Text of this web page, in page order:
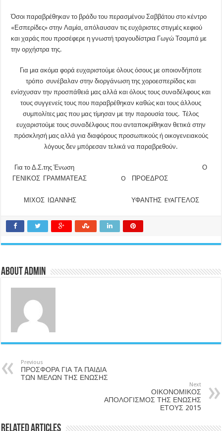
Όσοι παραβρέθηκαν το βράδυ του περασμένου Σαββάτου στο κέντρο
«Εσπερίδες» στην Λαμία, απόλαυσαν τις ευχάριστες στιγμές κεφιού
και χαράς που προσέφερε η γνωστή τραγουδίστρια Γωγώ Τσαμπά με
την ορχήστρα της.
Για μια ακόμα φορά ευχαριστούμε όλους όσους με οποιονδήποτε
τρόπο συνέβαλαν στην διοργάνωση της χοροεσπερίδας και
ενίσχυσαν την προσπάθειά μας αλλά και όλους τους συναδέλφους και
τους συγγενείς τους που παραβρέθηκαν καθώς και τους άλλους
συμπολίτες μας που μας τίμησαν με την παρουσία τους. Τέλος
ευχαριστούμε τους συναδέλφους που ανταποκρίθηκαν θετικά στην
πρόσκλησή μας αλλά για διαφόρους προσωπικούς ή οικογενειακούς
λόγους δεν μπόρεσαν τελικά να παραβρεθούν.
Για το Δ.Σ.της Ένωση Ο
ΓΕΝΙΚΟΣ ΓΡΑΜΜΑΤΕΑΣ O ΠΡΟΕΔΡΟΣ
ΜΙΧΟΣ ΙΩΑΝΝΗΣ ΥΦΑΝΤΗΣ EYAΓΓΕΛΟΣ
About admin
Previous
ΠΡΟΣΦΟΡΑ ΓΙΑ ΤΑ ΠΑΙΔΙΑ
ΤΩΝ ΜΕΛΩΝ ΤΗΣ ΕΝΩΣΗΣ
Next
ΟΙΚΟΝΟΜΙΚΟΣ
ΑΠΟΛΟΓΙΣΜΟΣ ΤΗΣ ΕΝΩΣΗΣ
ΕΤΟΥΣ 2015
Related Articles